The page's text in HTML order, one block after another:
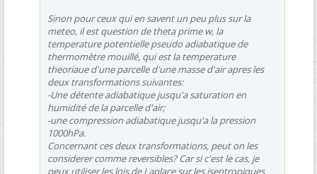
Sinon pour ceux qui en savent un peu plus sur la
meteo, il est question de theta prime w, la
temperature potentielle pseudo adiabatique de
thermomètre mouillé, qui est la temperature
theoriaue d'une parcelle d'une masse d'air apres les
deux transformations suivantes:
-Une détente adiabatique jusqu'a saturation en
humidité de la parcelle d'air;
-une compression adiabatique jusqu'a la pression
1000hPa.
Concernant ces deux transformations, peut on les
considerer comme reversibles? Car si c'est le cas, je
peux utiliser les lois de Laplace sur les isentropiques